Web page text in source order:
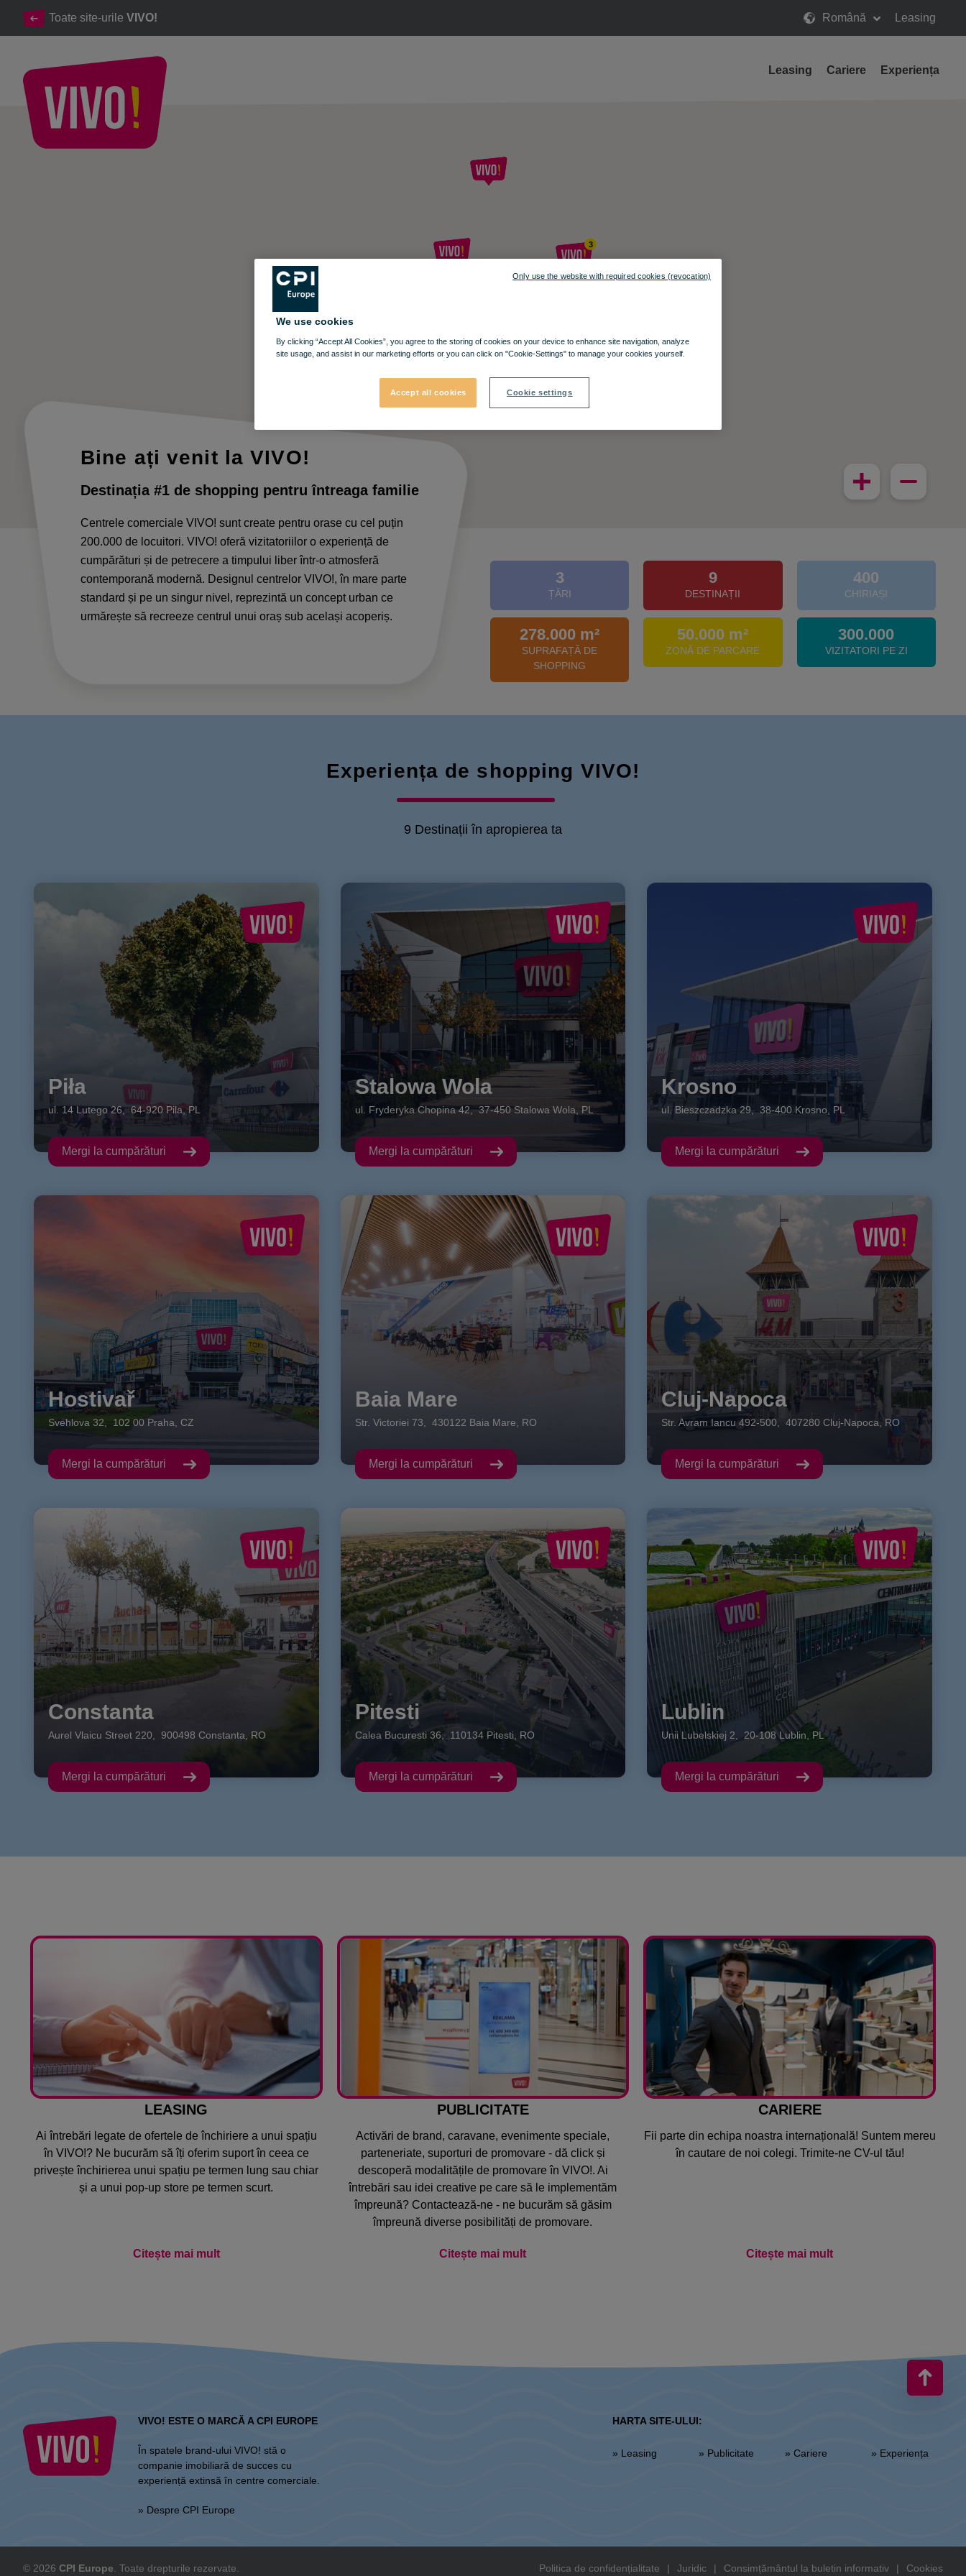
Toate site-urile VIVO! Română Leasing
Leasing Cariere Experiența
Destinația ideală de shopping pentru o viață mai bună.
3
Bine ați venit la VIVO!
Destinația #1 de shopping pentru întreaga familie
Centrele comerciale VIVO! sunt create pentru orase cu cel puțin
200.000 de locuitori. VIVO! oferă vizitatoriilor o experiență de
cumpărături și de petrecere a timpului liber într-o atmosferă
contemporană modernă. Designul centrelor VIVO!, în mare parte
standard și pe un singur nivel, reprezintă un concept urban ce
urmărește să recreeze centrul unui oraș sub același acoperiș.
3
ȚĂRI
9
DESTINAȚII
400
CHIRIAȘI
278.000 m²
SUPRAFAȚĂ DE
SHOPPING
50.000 m²
ZONĂ DE PARCARE
300.000
VIZITATORI PE ZI
Experiența de shopping VIVO!
9 Destinații în apropierea ta
Piła
ul. 14 Lutego 26,64-920 Pila ,PL
Mergi la cumpărături
Stalowa Wola
ul. Fryderyka Chopina 42,37-450 Stalowa Wola PL
Mergi la cumpărături
Krosno
ul. Bieszczadzka 29 ,38-400 Krosno PL
Mergi la cumpărături
Hostivař
Svehlova 32 102 00 Praha CZ
Mergi la cumpărături
Baia Mare
Str. Victoriei 73 430122 Baia Mare RO
Mergi la cumpărături
Cluj-Napoca
Str. Avram Iancu 492-500 ,407280 Cluj-Napoca RO
Mergi la cumpărături
Constanta
Aurel Vlaicu Street 220 900498 Constanta RO
Mergi la cumpărături
Pitesti
Calea Bucuresti 36, 110134 Pitesti, RO
Mergi la cumpărături
Lublin
Unii Lubelskiej 2 ,20-108 Lublin PL
Mergi la cumpărături
LEASING
Ai întrebări legate de ofertele de închiriere a unui spațiu
în VIVO!? Ne bucurăm să îți oferim suport în ceea ce
privește închirierea unui spațiu pe termen lung sau chiar
și a unui pop-up store pe termen scurt.
Citește mai mult
PUBLICITATE
Activări de brand, caravane, evenimente speciale,
parteneriate, suporturi de promovare - dă click și
descoperă modalitățile de promovare în VIVO!. Ai
întrebări sau idei creative pe care să le implementăm
împreună? Contactează-ne - ne bucurăm să găsim
împreună diverse posibilități de promovare.
Citește mai mult
CARIERE
Fii parte din echipa noastra internațională! Suntem mereu
în cautare de noi colegi. Trimite-ne CV-ul tău!
Citește mai mult
VIVO! ESTE O MARCĂ A CPI EUROPE
În spatele brand-ului VIVO! stă o
companie imobiliară de succes cu
experiență extinsă în centre comerciale.
» Despre CPI Europe
HARTA SITE-ULUI:
» Leasing » Publicitate » Cariere » Experiența
© 2026 CPI Europe. Toate drepturile rezervate. Politica de confidențialitate | Juridic | Consimțământul la buletin informativ | Cookies
We use cookies
By clicking “Accept All Cookies”, you agree to the storing of cookies on your device to enhance site navigation, analyze
site usage, and assist in our marketing efforts or you can click on "Cookie-Settings" to manage your cookies yourself.
Accept all cookies Cookie settings
Only use the website with required cookies (revocation)